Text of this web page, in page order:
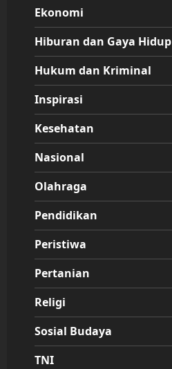
Ekonomi
Hiburan dan Gaya Hidup
Hukum dan Kriminal
Inspirasi
Kesehatan
Nasional
Olahraga
Pendidikan
Peristiwa
Pertanian
Religi
Sosial Budaya
TNI